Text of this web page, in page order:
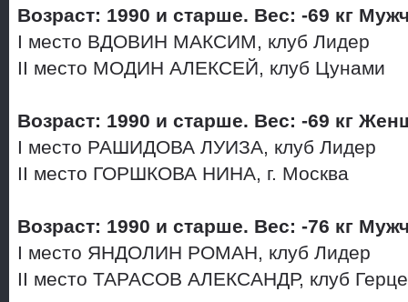
Возраст: 1990 и старше. Вес: -69 кг
I место ВДОВИН МАКСИМ, клуб Лидер
II место МОДИН АЛЕКСЕЙ, клуб Цунами
Возраст: 1990 и старше. Вес: -69 кг
I место РАШИДОВА ЛУИЗА, клуб Лидер
II место ГОРШКОВА НИНА, г. Москва
Возраст: 1990 и старше. Вес: -76 кг
I место ЯНДОЛИН РОМАН, клуб Лидер
II место ТАРАСОВ АЛЕКСАНДР, клуб